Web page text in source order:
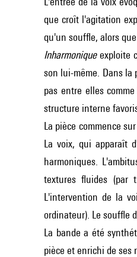
que croît l'agitation
qu'un souffle, alors
Inharmoniqueexploite
son lui-même. Dans la
pas entre elles
structure interne
La pièce commence
La voix, qui apparaît
harmoniques.
textures fluides (par
L'intervention de la
ordinateur). Le souffle
La bande a été
pièce et enrichi de ses